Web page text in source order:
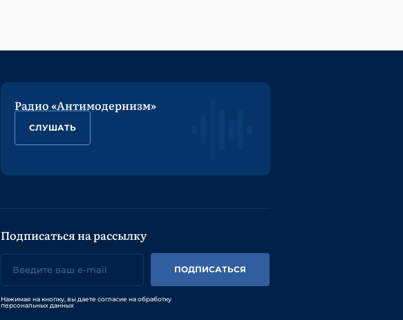
Радио «Антимодернизм»
СЛУШАТЬ
Подписаться на рассылку
ПОДПИСАТЬСЯ
Нажимая на кнопку, вы даете согласие на обработку
персональных данных